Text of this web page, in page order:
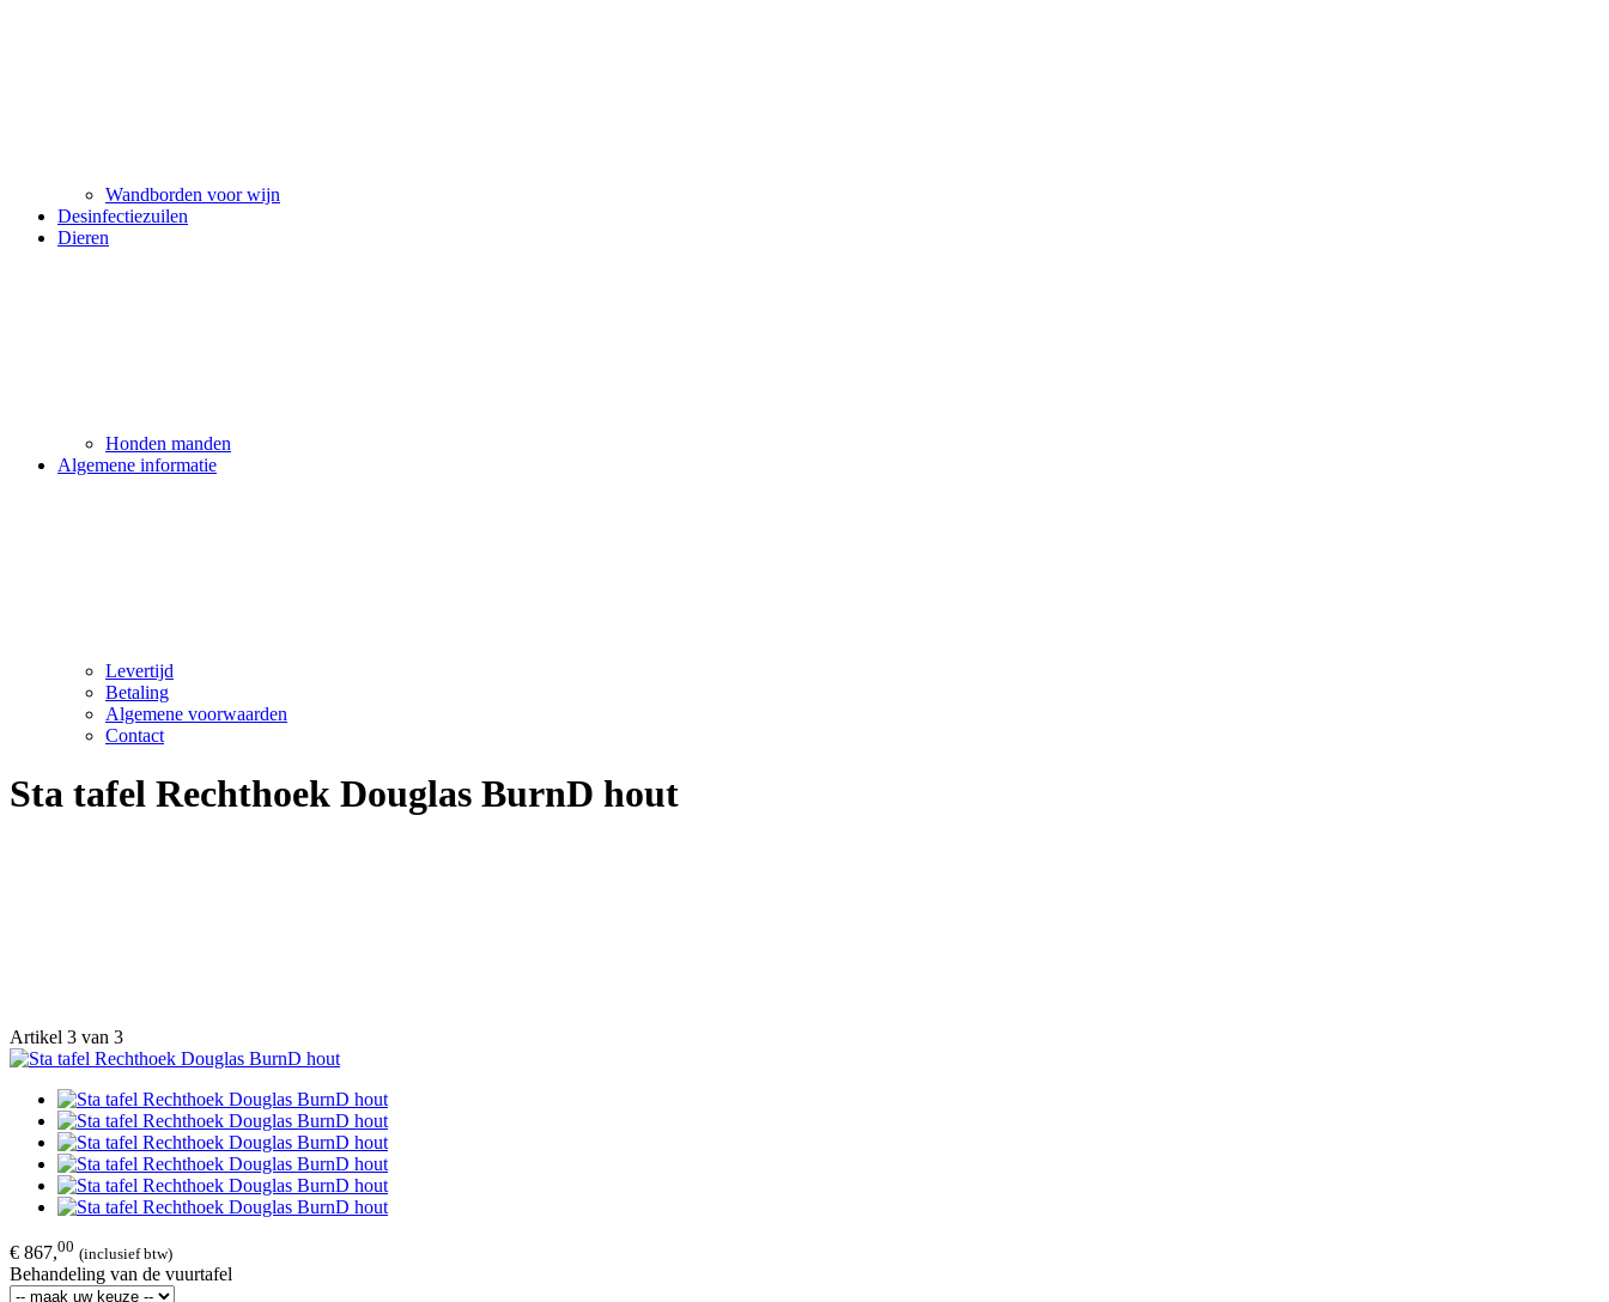
Wandborden voor wijn
Desinfectiezuilen
Dieren
Honden manden
Algemene informatie
Levertijd
Betaling
Algemene voorwaarden
Contact
Sta tafel Rechthoek Douglas BurnD hout
Artikel 3 van 3
€ 867,00 (inclusief btw)
Behandeling van de vuurtafel